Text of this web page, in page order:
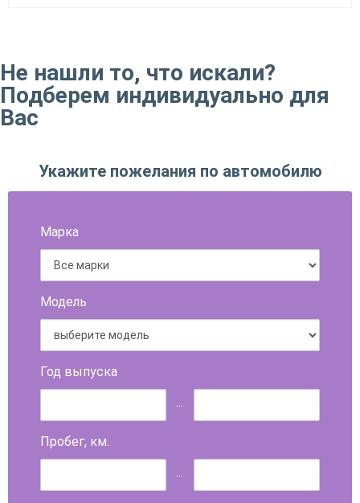
Не нашли то, что искали?
Подберем индивидуально для
Вас
Укажите пожелания по автомобилю
Марка
Модель
Год выпуска
...
Пробег, км.
...